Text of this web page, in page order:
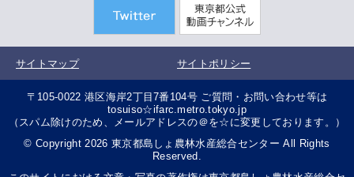
サイトマップ サイトポリシー
〒105-0022 港区海岸2丁目7番104号 ご質問・お問い合わせ等は
tosuiso☆ifarc.metro.tokyo.jp
（スパム除けのため、メールアドレスの＠を☆に変更しております。）
© Copyright 2026 東京都島しょ農林水産総合センター All Rights
Reserved.